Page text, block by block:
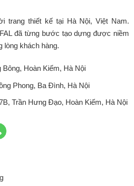
trang thiết kế tại Hà Nội, Việt Nam.
đã từng bước tạo dựng được niềm
lòng khách hàng.
Bông, Hoàn Kiếm, Hà Nội
Phong, Ba Đình, Hà Nội
Trần Hưng Đạo, Hoàn Kiếm, Hà Nội